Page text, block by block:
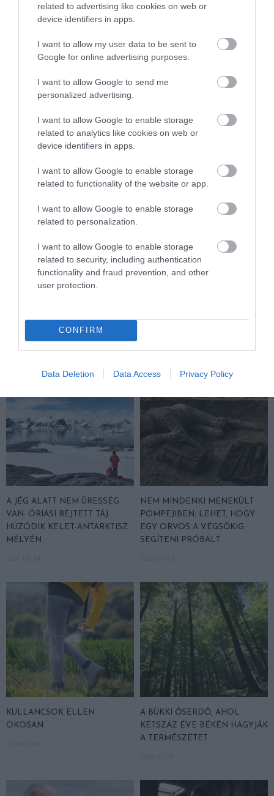
related to advertising like cookies on web or
device identifiers in apps.
I want to allow my user data to be sent to
Google for online advertising purposes.
I want to allow Google to send me
personalized advertising.
I want to allow Google to enable storage
related to analytics like cookies on web or
device identifiers in apps.
I want to allow Google to enable storage
related to functionality of the website or app.
I want to allow Google to enable storage
related to personalization.
I want to allow Google to enable storage
related to security, including authentication
functionality and fraud prevention, and other
user protection.
CONFIRM
Data Deletion Data Access Privacy Policy
KIRÁNDULÁS A
PANNONHALMI
ILLATMÚZEUMBA
2026-08-04
KIRÁNDULÁS A
2026-08-04
KIRÁNDULÁS A RAVAZDI
A JÉG ALATT NEM ÜRESSÉG
VAN: ÓRIÁSI REJTETT TÁJ
HÚZÓDIK KELET-ANTARKTISZ
MÉLYÉN
NEM MINDENKI MENEKÜLT
POMPEJIBEN: LEHET, HOGY
EGY ORVOS A VÉGSŐKIG
SEGÍTENI PRÓBÁLT
KULLANCSOK ELLEN
OKOSAN
A BÜKKI ŐSERDŐ, AHOL
KÉTSZÁZ ÉVE BÉKÉN HAGYJÁK
A TERMÉSZETET